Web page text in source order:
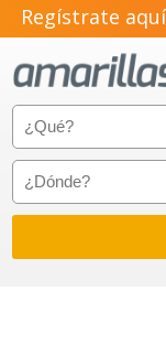
Regístrate